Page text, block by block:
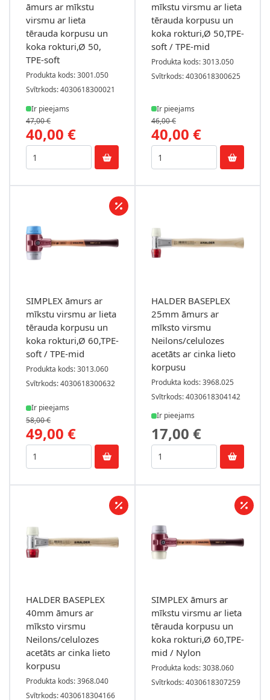
āmurs ar mīkstu
virsmu ar lieta
tērauda korpusu un
koka rokturi,Ø 50,
TPE-soft
Produkta kods: 3001.050
Svītrkods: 4030618300021
Ir pieejams
40,00 €
47,00 €
mīkstu virsmu ar lieta
tērauda korpusu un
koka rokturi,Ø 50,TPE-
soft / TPE-mid
Produkta kods: 3013.050
Svītrkods: 4030618300625
Ir pieejams
40,00 €
46,00 €
SIMPLEX āmurs ar
mīkstu virsmu ar lieta
tērauda korpusu un
koka rokturi,Ø 60,TPE-
soft / TPE-mid
Produkta kods: 3013.060
Svītrkods: 4030618300632
Ir pieejams
49,00 €
58,00 €
HALDER BASEPLEX
25mm āmurs ar
mīksto virsmu
Neilons/celulozes
acetāts ar cinka lieto
korpusu
Produkta kods: 3968.025
Svītrkods: 4030618304142
Ir pieejams
17,00 €
HALDER BASEPLEX
40mm āmurs ar
mīksto virsmu
Neilons/celulozes
acetāts ar cinka lieto
korpusu
Produkta kods: 3968.040
Svītrkods: 4030618304166
SIMPLEX āmurs ar
mīkstu virsmu ar lieta
tērauda korpusu un
koka rokturi,Ø 60,TPE-
mid / Nylon
Produkta kods: 3038.060
Svītrkods: 4030618307259